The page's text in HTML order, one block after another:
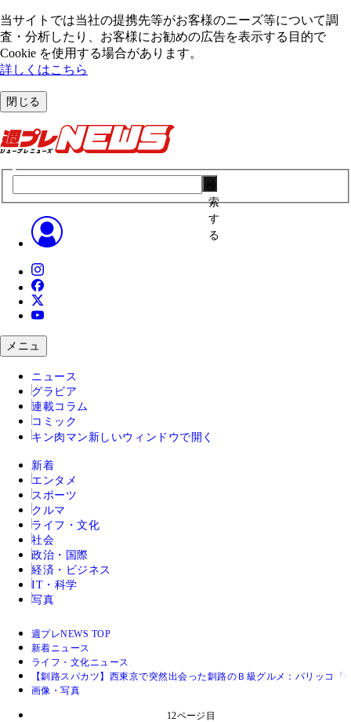
当サイトでは当社の提携先等がお客様のニーズ等について調
査・分析したり、お客様にお勧めの広告を表⽰する⽬的で
Cookie を使⽤する場合があります。
詳しくはこちら
閉じる
索
す
る
メニュ
ニュース
グラビア
連載コラム
コミック
キン肉マン 新しいウィンドウで開く
新着
エンタメ
スポーツ
クルマ
ライフ・文化
社会
政治・国際
経済・ビジネス
IT・科学
写真
週プレNEWS TOP
新着ニュース
ライフ・文化ニュース
【釧路スパカツ】西東京で突然出会った釧路のＢ級グルメ：パリッコ『
画像・写真
12ページ目